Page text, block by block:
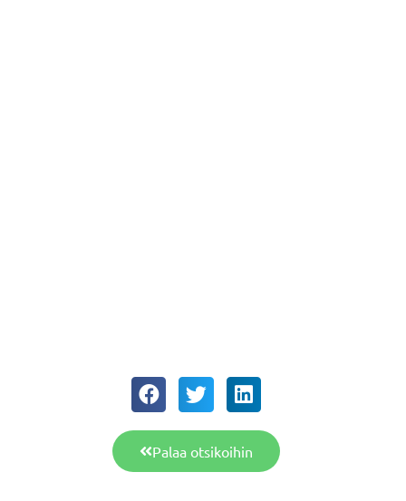
Palaa otsikoihin